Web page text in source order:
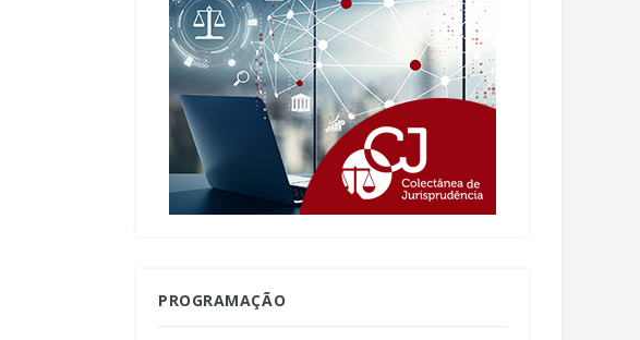
PROGRAMAÇÃO